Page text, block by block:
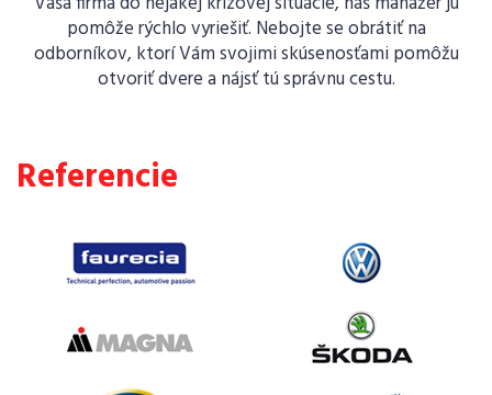
pomôže rýchlo vyriešiť. Nebojte se obrátiť na
odborníkov, ktorí Vám svojimi skúsenosťami pomôžu
otvoriť dvere a nájsť tú správnu cestu.
Referencie